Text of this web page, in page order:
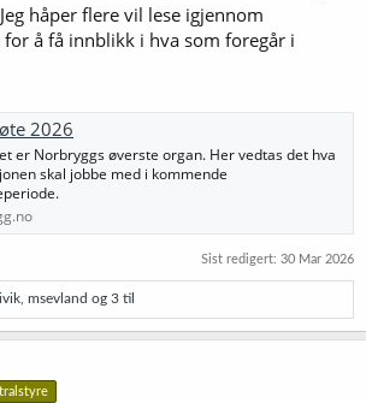
Jeg håper flere vil lese igjennom
for å få innblikk i hva som foregår i
2026
er Norbryggs øverste organ. Her vedtas det hva
skal jobbe med i kommende
Sist redigert: 30 Mar 2026
msevland og 3 til